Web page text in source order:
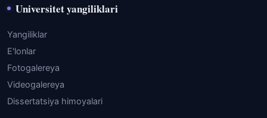
Universitet yangiliklari
Yangiliklar
E'lonlar
Fotogalereya
Videogalereya
Dissertatsiya himoyalari